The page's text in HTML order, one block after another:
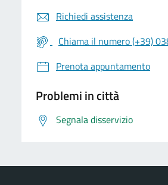
Richiedi assistenza
Chiama il numero (+39)
Prenota appuntamento
Problemi in città
Segnala disservizio